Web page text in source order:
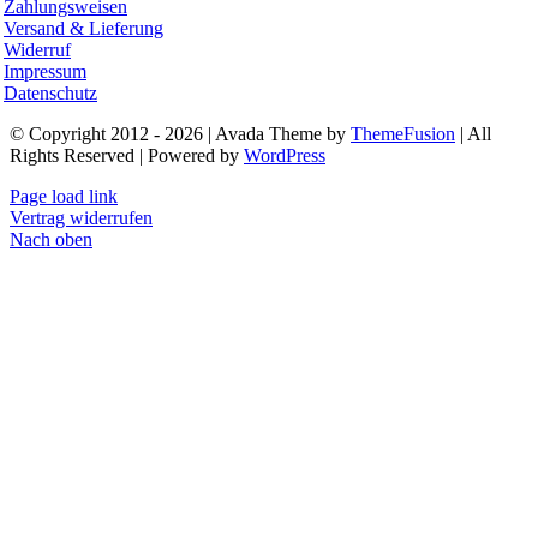
Zahlungsweisen
Versand & Lieferung
Widerruf
Impressum
Datenschutz
© Copyright 2012 - 2026 | Avada Theme by ThemeFusion | All
Rights Reserved | Powered by WordPress
Page load link
Vertrag widerrufen
Nach oben